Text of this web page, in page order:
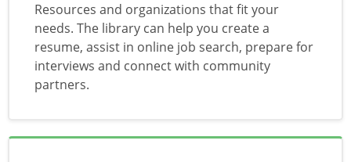
Resources and organizations that fit your
needs. The library can help you create a
resume, assist in online job search, prepare for
interviews and connect with community
partners.